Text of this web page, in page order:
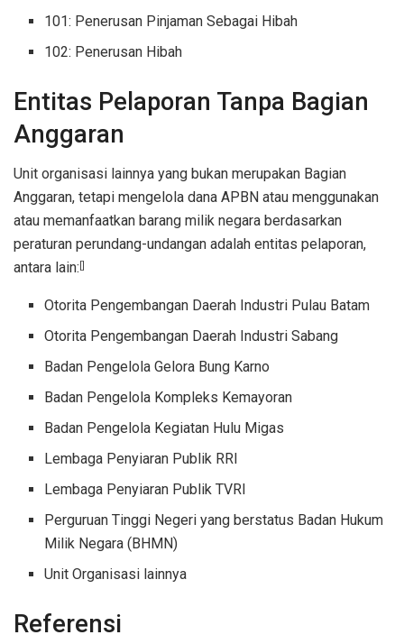
101: Penerusan Pinjaman Sebagai Hibah
102: Penerusan Hibah
Entitas Pelaporan Tanpa Bagian
Anggaran
Unit organisasi lainnya yang bukan merupakan Bagian
Anggaran, tetapi mengelola dana APBN atau menggunakan
atau memanfaatkan barang milik negara berdasarkan
peraturan perundang-undangan adalah entitas pelaporan,
antara lain:
Otorita Pengembangan Daerah Industri Pulau Batam
Otorita Pengembangan Daerah Industri Sabang
Badan Pengelola Gelora Bung Karno
Badan Pengelola Kompleks Kemayoran
Badan Pengelola Kegiatan Hulu Migas
Lembaga Penyiaran Publik RRI
Lembaga Penyiaran Publik TVRI
Perguruan Tinggi Negeri yang berstatus Badan Hukum
Milik Negara (BHMN)
Unit Organisasi lainnya
Referensi